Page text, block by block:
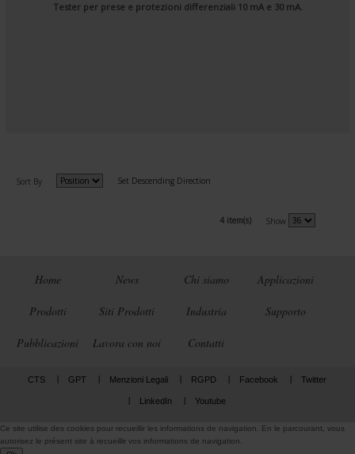
Tester per prese e protezioni differenziali 10 mA e 30 mA.
Sort By Set Descending Direction
4 item(s) Show
Home News Chi siamo Applicazioni
Prodotti Siti Prodotti Industria Supporto
Pubblicazioni Lavora con noi Contatti
CTS GPT Menzioni Legali RGPD Facebook Twitter
LinkedIn Youtube
Ce site utilise des cookies pour recueillir les informations de navigation. En le parcourant, vous
autorisez le présent site à recueillir vos informations de navigation.